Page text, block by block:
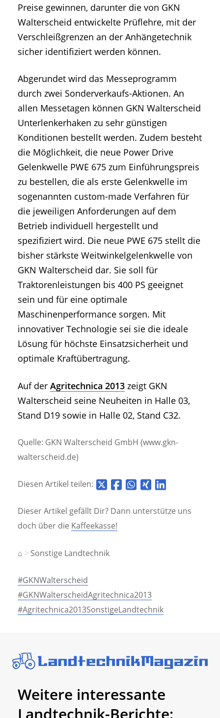
Preise gewinnen, darunter die von GKN
Walterscheid entwickelte Prüflehre, mit der
Verschleißgrenzen an der Anhängetechnik
sicher identifiziert werden können.
Abgerundet wird das Messeprogramm
durch zwei Sonderverkaufs-Aktionen. An
allen Messetagen können GKN Walterscheid
Unterlenkerhaken zu sehr günstigen
Konditionen bestellt werden. Zudem besteht
die Möglichkeit, die neue Power Drive
Gelenkwelle PWE 675 zum Einführungspreis
zu bestellen, die als erste Gelenkwelle im
sogenannten custom-made Verfahren für
die jeweiligen Anforderungen auf dem
Betrieb individuell hergestellt und
spezifiziert wird. Die neue PWE 675 stellt die
bisher stärkste Weitwinkelgelenkwelle von
GKN Walterscheid dar. Sie soll für
Traktorenleistungen bis 400 PS geeignet
sein und für eine optimale
Maschinenperformance sorgen. Mit
innovativer Technologie sei sie die ideale
Lösung für höchste Einsatzsicherheit und
optimale Kraftübertragung.
Auf der Agritechnica 2013 zeigt GKN
Walterscheid seine Neuheiten in Halle 03,
Stand D19 sowie in Halle 02, Stand C32.
Quelle: GKN Walterscheid GmbH (www.gkn-
walterscheid.de)
Diesen Artikel teilen:
Dieser Artikel gefällt Dir? Dann unterstütze uns
doch über die Kaffeekasse!
⌂ Sonstige Landtechnik
#GKNWalterscheid
#GKNWalterscheidAgritechnica2013
#Agritechnica2013SonstigeLandtechnik
Weitere interessante